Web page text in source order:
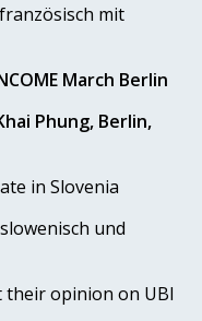
mit
March Berlin
Phung, Berlin,
in Slovenia
und
their opinion on UBI